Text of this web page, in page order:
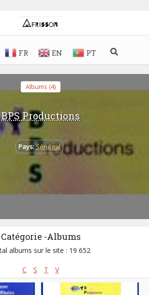
FR EN PT
Albums (4)
BPS Productions
Pays:Sénégal
Catégorie -Albums
albums sur le site : 19 652
C S T V